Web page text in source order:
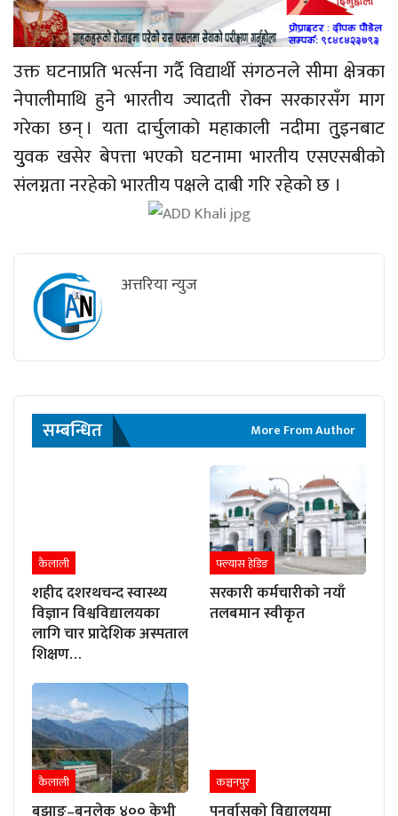
उक्त घटनाप्रति भर्त्सना गर्दै विद्यार्थी संगठनले सीमा क्षेत्रका
नेपालीमाथि हुने भारतीय ज्यादती रोक्न सरकारसँग माग
गरेका छन् । यता दार्चुलाको महाकाली नदीमा तुुइनबाट
युुवक खसेर बेपत्ता भएको घटनामा भारतीय एसएसबीको
संलग्नता नरहेको भारतीय पक्षले दाबी गरि रहेको छ ।
अत्तरिया न्युज
सम्बन्धित More From Author
कैलाली
शहीद दशरथचन्द स्वास्थ्य
विज्ञान विश्वविद्यालयका
लागि चार प्रादेशिक अस्पताल
शिक्षण…
फ्ल्यास हेडिङ
सरकारी कर्मचारीको नयाँ
तलबमान स्वीकृत
कैलाली कञ्चनपुर